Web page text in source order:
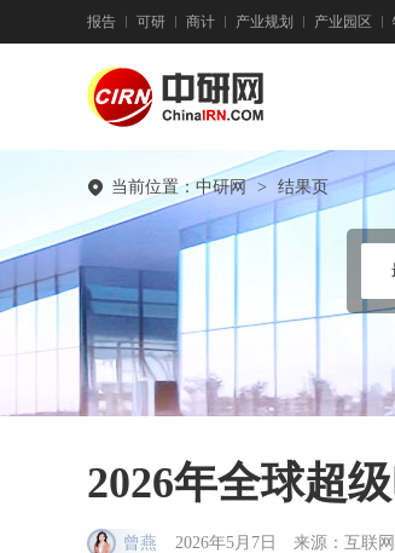
报告 可研 商计 产业规划 产业园区
当前位置：中研网 > 结果页
2026年全球超
曾燕 2026年5月7日 来源：互联网